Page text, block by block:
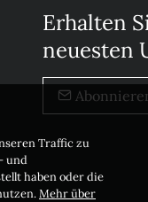
Erhalten
neuesten
Traffic zu
und
haben oder die
Mehr über